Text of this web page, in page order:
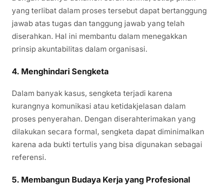
yang terlibat dalam proses tersebut dapat bertanggung
jawab atas tugas dan tanggung jawab yang telah
diserahkan. Hal ini membantu dalam menegakkan
prinsip akuntabilitas dalam organisasi.
4. Menghindari Sengketa
Dalam banyak kasus, sengketa terjadi karena
kurangnya komunikasi atau ketidakjelasan dalam
proses penyerahan. Dengan diserahterimakan yang
dilakukan secara formal, sengketa dapat diminimalkan
karena ada bukti tertulis yang bisa digunakan sebagai
referensi.
5. Membangun Budaya Kerja yang Profesional